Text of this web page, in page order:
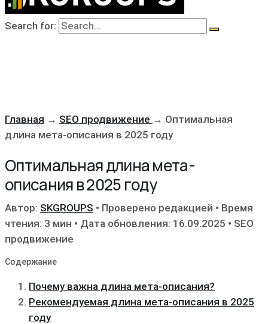
Search for:
Главная → SEO продвижение → Оптимальная
длина мета-описания в 2025 году
Оптимальная длина мета-
описания в 2025 году
Автор: SKGROUPS • Проверено редакцией • Время
чтения: 3 мин • Дата обновления: 16.09.2025 • SEO
продвижение
Содержание
Почему важна длина мета-описания?
Рекомендуемая длина мета-описания в 2025
году